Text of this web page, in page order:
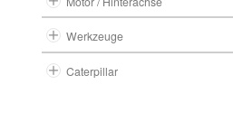
Werkzeuge
Caterpillar